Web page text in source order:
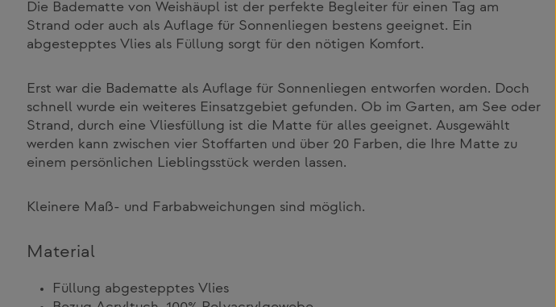
Die Badematte von Weishäupl ist der perfekte Begleiter für einen Tag am
Strand oder auch als Auflage für Sonnenliegen bestens geeignet. Ein
abgestepptes Vlies als Füllung sorgt für den nötigen Komfort.
Erst war die Badematte als Auflage für Sonnenliegen entworfen worden. Doch
schnell wurde ein weiteres Einsatzgebiet gefunden. Ob im Garten, am See oder
Strand, durch eine Vliesfüllung ist die Matte für alles geeignet. Ausgewählt
werden kann zwischen vier Stoffarten und über 20 Farben, die Ihre Matte zu
einem persönlichen Lieblingsstück werden lassen.
Kleinere Maß- und Farbabweichungen sind möglich.
Material
Füllung abgestepptes Vlies